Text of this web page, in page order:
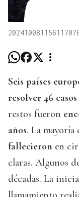
Seis países
resolver 46
restos fueron
años. La mayoría
fallecieron en
claras. Algunos
décadas. La